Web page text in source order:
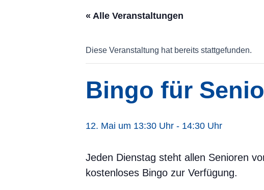
« Alle Veranstaltungen
Diese Veranstaltung hat bereits stattgefunden.
Bingo für
12. Mai um 13:30 Uhr - 14:30 Uhr
Jeden Dienstag steht allen Senioren
kostenloses Bingo zur Verfügung.